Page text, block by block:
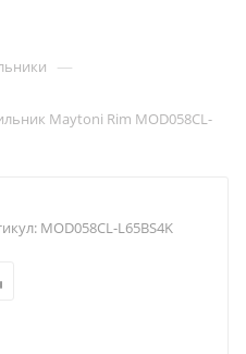
—
Maytoni Rim MOD058CL-
MOD058CL-L65BS4K